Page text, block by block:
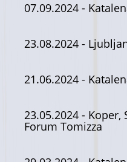
07.09.2024 -
23.08.2024 -
21.06.2024 -
23.05.2024 - Koper,
Forum Tomizza